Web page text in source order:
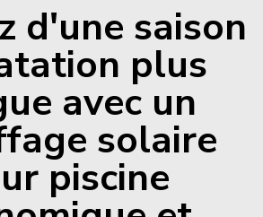
d'une saison
plus
avec un
solaire
piscine